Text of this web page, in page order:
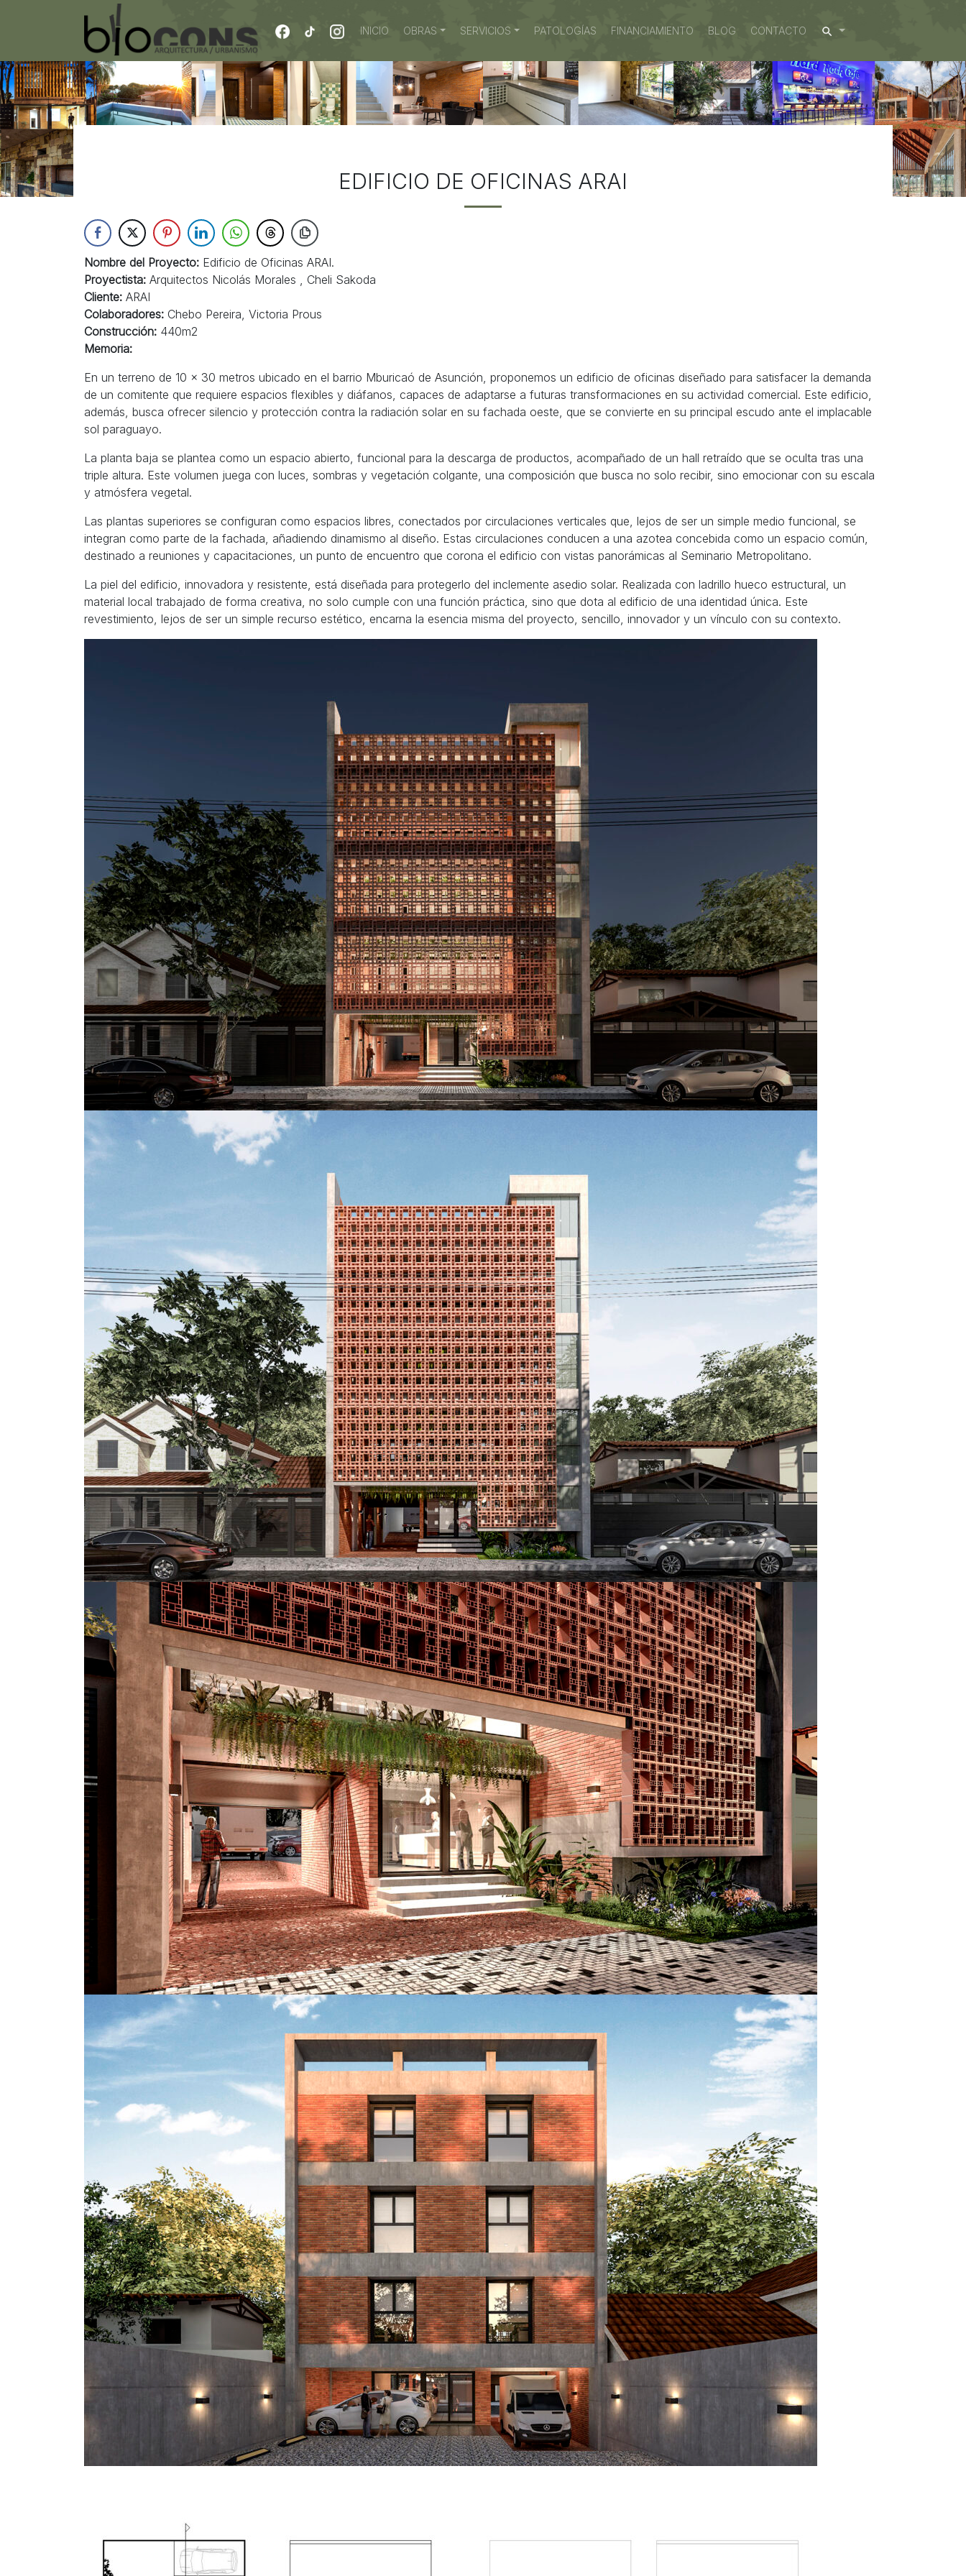
INICIO (CURRENT)
OBRAS SERVICIOS PATOLOGÍAS FINANCIAMIENTO BLOG CONTACTO SEARCH
EDIFICIO DE OFICINAS ARAI
Nombre del Proyecto: Edificio de Oficinas ARAI.
Proyectista: Arquitectos Nicolás Morales , Cheli Sakoda
Cliente: ARAI
Colaboradores: Chebo Pereira, Victoria Prous
Construcción: 440m2
Memoria:
En un terreno de 10 x 30 metros ubicado en el barrio Mburicaó de Asunción, proponemos un edificio de oficinas diseñado para satisfacer la demanda
de un comitente que requiere espacios flexibles y diáfanos, capaces de adaptarse a futuras transformaciones en su actividad comercial. Este edificio,
además, busca ofrecer silencio y protección contra la radiación solar en su fachada oeste, que se convierte en su principal escudo ante el implacable
sol paraguayo.
La planta baja se plantea como un espacio abierto, funcional para la descarga de productos, acompañado de un hall retraído que se oculta tras una
triple altura. Este volumen juega con luces, sombras y vegetación colgante, una composición que busca no solo recibir, sino emocionar con su escala
y atmósfera vegetal.
Las plantas superiores se configuran como espacios libres, conectados por circulaciones verticales que, lejos de ser un simple medio funcional, se
integran como parte de la fachada, añadiendo dinamismo al diseño. Estas circulaciones conducen a una azotea concebida como un espacio común,
destinado a reuniones y capacitaciones, un punto de encuentro que corona el edificio con vistas panorámicas al Seminario Metropolitano.
La piel del edificio, innovadora y resistente, está diseñada para protegerlo del inclemente asedio solar. Realizada con ladrillo hueco estructural, un
material local trabajado de forma creativa, no solo cumple con una función práctica, sino que dota al edificio de una identidad única. Este
revestimiento, lejos de ser un simple recurso estético, encarna la esencia misma del proyecto, sencillo, innovador y un vínculo con su contexto.